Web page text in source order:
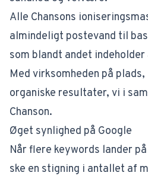
Alle Chansons
almindeligt postevand til
som blandt andet
Med virksomheden på
organiske resultater, vi i
Chanson.
Øget synlighed på Google
Når flere keywords lander
ske en stigning i antallet af